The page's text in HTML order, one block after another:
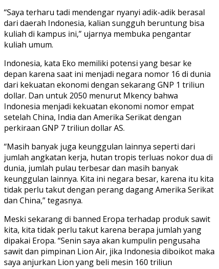
“Saya terharu tadi mendengar nyanyi adik-adik berasal
dari daerah Indonesia, kalian sungguh beruntung bisa
kuliah di kampus ini,” ujarnya membuka pengantar
kuliah umum.
Indonesia, kata Eko memiliki potensi yang besar ke
depan karena saat ini menjadi negara nomor 16 di dunia
dari kekuatan ekonomi dengan sekarang GNP 1 triliun
dollar. Dan untuk 2050 menurut Mkency bahwa
Indonesia menjadi kekuatan ekonomi nomor empat
setelah China, India dan Amerika Serikat dengan
perkiraan GNP 7 triliun dollar AS.
“Masih banyak juga keunggulan lainnya seperti dari
jumlah angkatan kerja, hutan tropis terluas nokor dua di
dunia, jumlah pulau terbesar dan masih banyak
keunggulan lainnya. Kita ini negara besar, karena itu kita
tidak perlu takut dengan perang dagang Amerika Serikat
dan China,” tegasnya.
Meski sekarang di banned Eropa terhadap produk sawit
kita, kita tidak perlu takut karena berapa jumlah yang
dipakai Eropa. “Senin saya akan kumpulin pengusaha
sawit dan pimpinan Lion Air, jika Indonesia diboikot maka
saya anjurkan Lion yang beli mesin 160 triliun